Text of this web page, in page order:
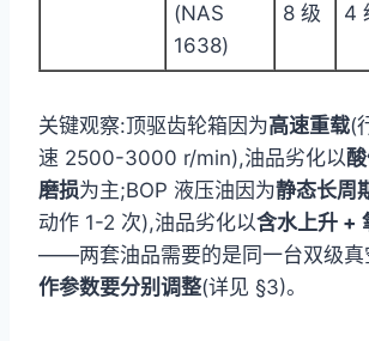
(NAS
1638)
8 级 4
关键观察:顶驱齿轮箱因为高速重载(
速 2500-3000 r/min),油品劣化以
磨损为主;BOP 液压油因为静态长周
动作 1-2 次),油品劣化以含水上升 +
——两套油品需要的是同一台双级真
作参数要分别调整(详见 §3)。